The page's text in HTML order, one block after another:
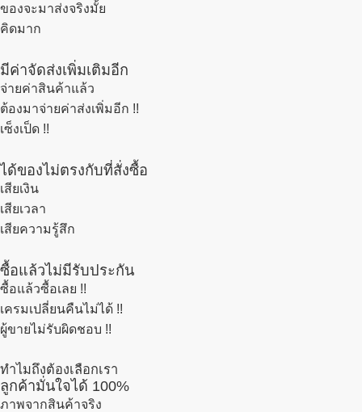
ของจะมาส่งจริงมั้ย
คิดมาก
มีค่าจัดส่งเพิ่มเติมอีก
จ่ายค่าสินค้าแล้ว
ต้องมาจ่ายค่าส่งเพิ่มอีก !!
เซ็งเป็ด !!
ได้ของไม่ตรงกับที่สั่งซื้อ
เสียเงิน
เสียเวลา
เสียความรู้สึก
ซื้อแล้วไม่มีรับประกัน
ซื้อแล้วซื้อเลย !!
เครมเปลี่ยนคืนไม่ได้ !!
ผู้ขายไม่รับผิดชอบ !!
ทำไมถึงต้องเลือกเรา
ลูกค้ามั่นใจได้ 100%
ภาพจากสินค้าจริง